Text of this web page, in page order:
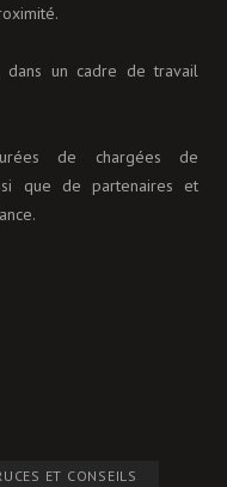
un cadre de travail
de chargées de
que de partenaires et
ET CONSEILS